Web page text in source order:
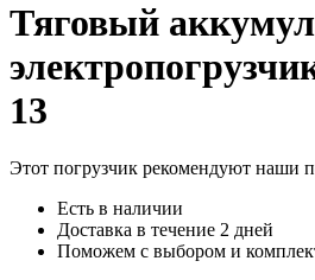
Тяговый
13
Этот погрузчик рекомендуют наши
Есть в наличии
Доставка в течение 2 дней
Поможем с выбором и